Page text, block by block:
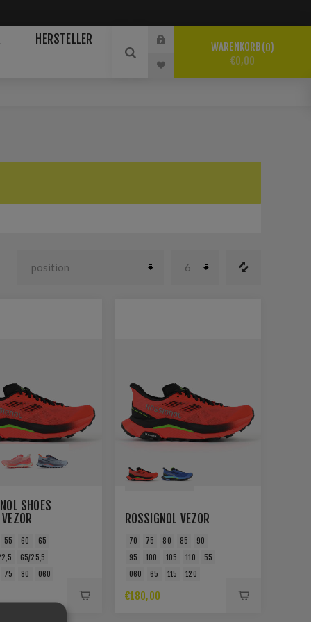
HERSTELLER
WARENKORB 0
€0,00
SHOES
55 60
65
65/25,5
75 80 060
ROSSIGNOL VEZOR
70 75 80 85
90
95
100 105 110
55
060
65 115 120
€180,00